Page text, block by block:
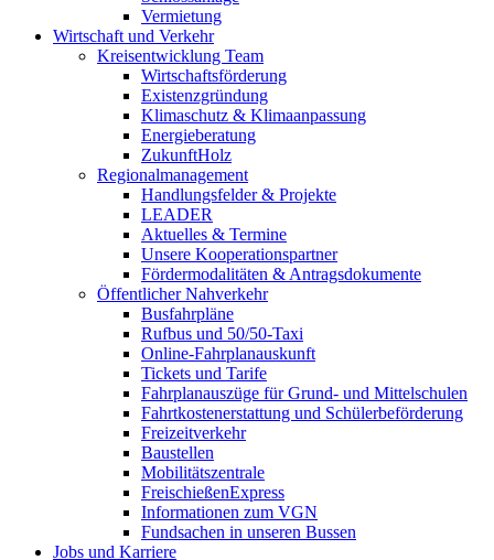
Vermietung
Wirtschaft und Verkehr
Kreisentwicklung Team
Wirtschaftsförderung
Existenzgründung
Klimaschutz & Klimaanpassung
Energieberatung
ZukunftHolz
Regionalmanagement
Handlungsfelder & Projekte
LEADER
Aktuelles & Termine
Unsere Kooperationspartner
Fördermodalitäten & Antragsdokumente
Öffentlicher Nahverkehr
Busfahrpläne
Rufbus und 50/50-Taxi
Online-Fahrplanauskunft
Tickets und Tarife
Fahrplanauszüge für Grund- und Mittelschulen
Fahrtkostenerstattung und Schülerbeförderung
Freizeitverkehr
Baustellen
Mobilitätszentrale
FreischießenExpress
Informationen zum VGN
Fundsachen in unseren Bussen
Jobs und Karriere